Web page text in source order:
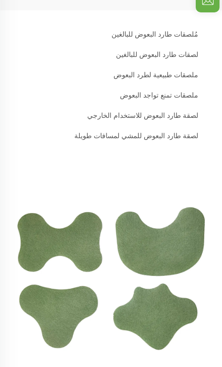
مُلصقات طارد البعوض للبالغين
لصقات طارد البعوض للبالغين
ملصقات طبيعية لطرد البعوض
ملصقات تمنع تواجد البعوض
لصقة طارد البعوض للاستخدام الخارجي
لصقة طارد البعوض للمشي لمسافات طويلة